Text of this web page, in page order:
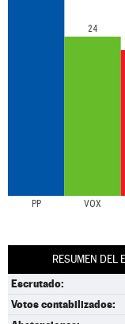
PP VOX
24
RESUMEN DEL
Escrutado:
Votos contabilizados: